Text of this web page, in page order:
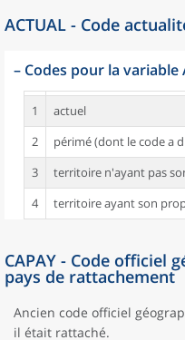
ACTUAL - Code
– Codes pour la variable
1
actuel
2
périmé (dont le code a
3
territoire n'ayant pas
4
territoire ayant son
CAPAY - Code officiel
pays de rattachement
Ancien code officiel
il était rattaché.